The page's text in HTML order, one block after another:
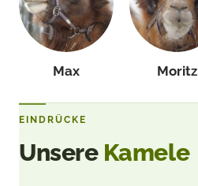
Max Moritz
EINDRÜCKE
Unsere Kamele